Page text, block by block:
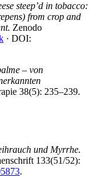
steep’d in tobacco:
from crop and
Zenodo
· DOI:
– von
38(5): 235–239.
und Myrrhe.
133(51/52):
.